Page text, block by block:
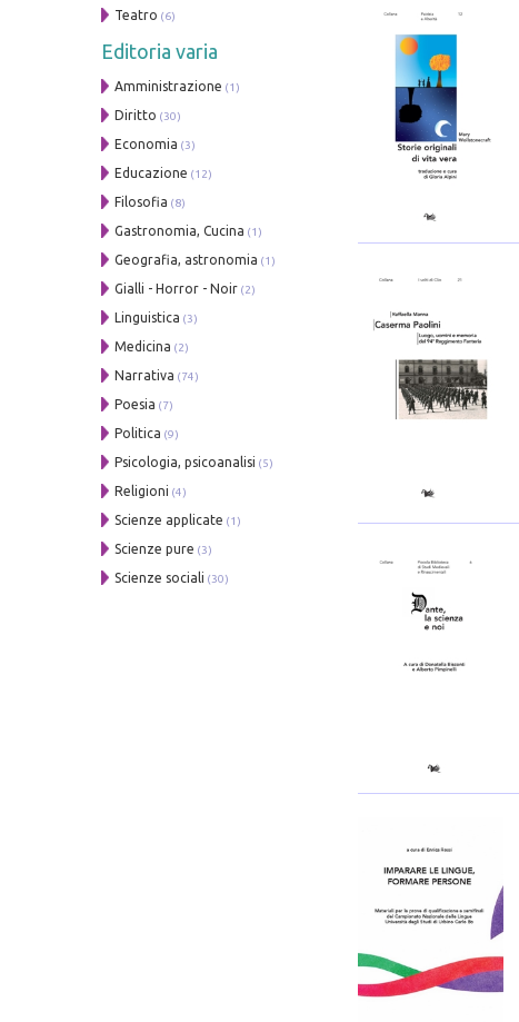
Teatro (6)
Editoria varia
Amministrazione (1)
Diritto (30)
Economia (3)
Educazione (12)
Filosofia (8)
Gastronomia, Cucina (1)
Geografia, astronomia (1)
Gialli - Horror - Noir (2)
Linguistica (3)
Medicina (2)
Narrativa (74)
Poesia (7)
Politica (9)
Psicologia, psicoanalisi (5)
Religioni (4)
Scienze applicate (1)
Scienze pure (3)
Scienze sociali (30)